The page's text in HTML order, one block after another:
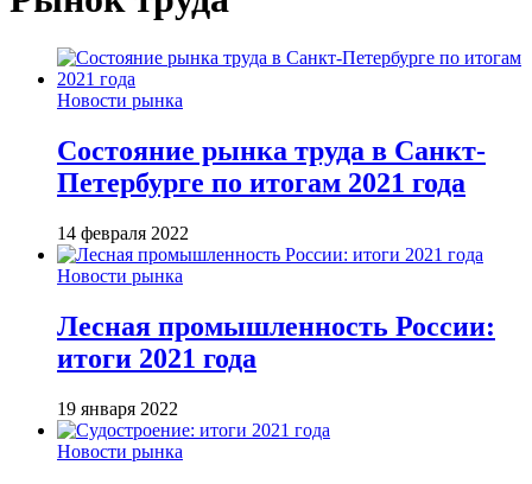
Новости рынка
Состояние рынка труда в Санкт-
Петербурге по итогам 2021 года
14 февраля 2022
Новости рынка
Лесная промышленность России:
итоги 2021 года
19 января 2022
Новости рынка